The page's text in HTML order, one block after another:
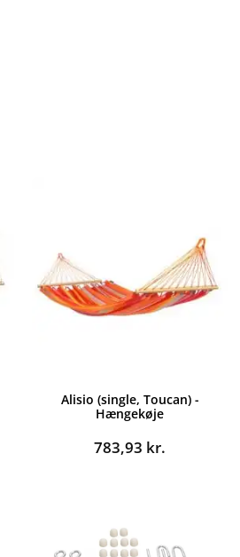
Alisio (single, Toucan) -
Hængekøje
783,93 kr.